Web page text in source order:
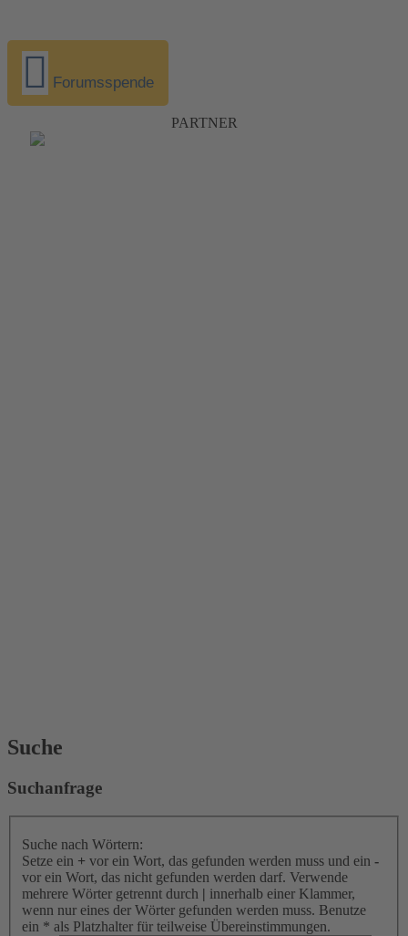
Forumsspende
PARTNER
Suche
Suchanfrage
Suche nach Wörtern:
Setze ein + vor ein Wort, das gefunden werden muss und ein -
vor ein Wort, das nicht gefunden werden darf. Verwende
mehrere Wörter getrennt durch | innerhalb einer Klammer,
wenn nur eines der Wörter gefunden werden muss. Benutze
ein * als Platzhalter für teilweise Übereinstimmungen.